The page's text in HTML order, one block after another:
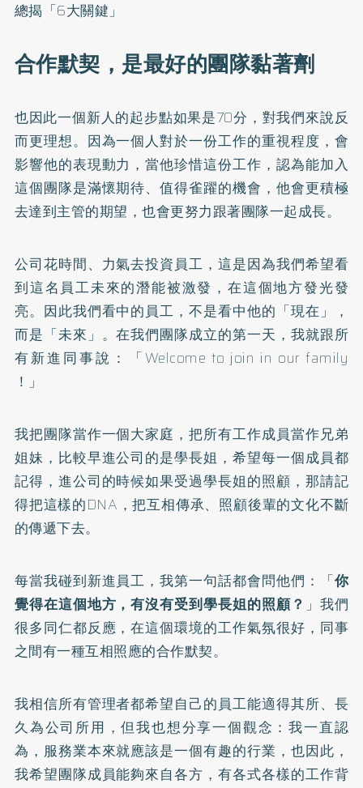
總揭「6大關鍵」
合作默契，是最好的團隊黏著劑
也因此一個新人的起步點如果是70分，對我們來說反
而更理想。因為一個人對於一份工作的重視程度，會
影響他的表現動力，當他珍惜這份工作，認為能加入
這個團隊是滿懷期待、值得雀躍的機會，他會更積極
去達到主管的期望，也會更努力跟著團隊一起成長。
公司花時間、力氣去投資員工，這是因為我們希望看
到這名員工未來的潛能被激發，在這個地方發光發
亮。因此我們看中的員工，不是看中他的「現在」，
而是「未來」。在我們團隊成立的第一天，我就跟所
有新進同事說：「Welcome to join in our family
！」
我把團隊當作一個大家庭，把所有工作成員當作兄弟
姐妹，比較早進公司的是學長姐，希望每一個成員都
記得，進公司的時候如果受過學長姐的照顧，那請記
得把這樣的DNA，把互相傳承、照顧後輩的文化不斷
的傳遞下去。
每當我碰到新進員工，我第一句話都會問他們：「你
覺得在這個地方，有沒有受到學長姐的照顧？ 」我們
很多同仁都反應，在這個環境的工作氣氛很好，同事
之間有一種互相照應的合作默契。
我相信所有管理者都希望自己的員工能適得其所、長
久為公司所用，但我也想分享一個觀念：我一直認
為，服務業本來就應該是一個有趣的行業，也因此，
我希望團隊成員能夠來自各方，有各式各樣的工作背